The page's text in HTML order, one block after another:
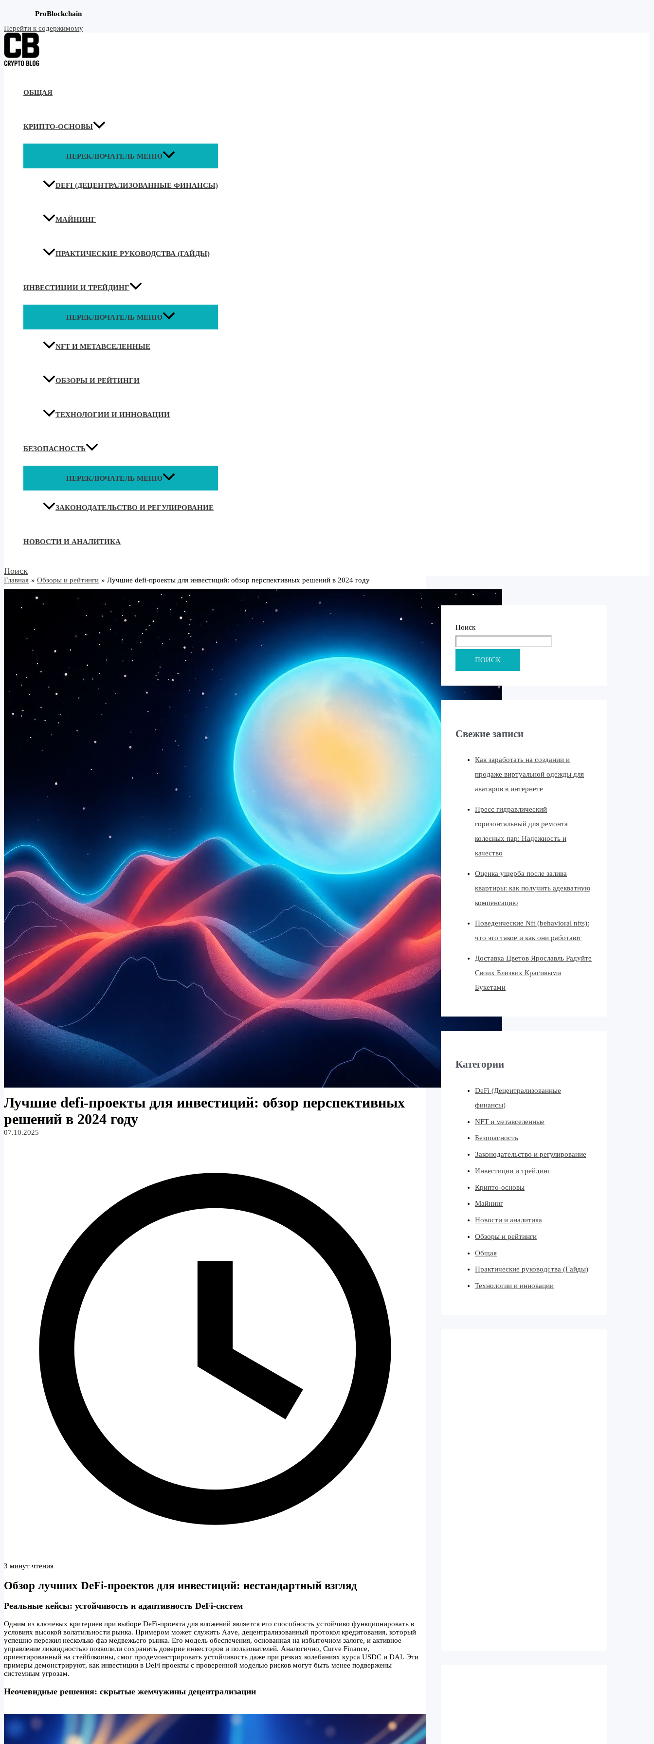
ProBlockchain
Перейти к содержимому
ОБЩАЯ
КРИПТО-ОСНОВЫ
ПЕРЕКЛЮЧАТЕЛЬ МЕНЮ
DEFI (ДЕЦЕНТРАЛИЗОВАННЫЕ ФИНАНСЫ)
МАЙНИНГ
ПРАКТИЧЕСКИЕ РУКОВОДСТВА (ГАЙДЫ)
ИНВЕСТИЦИИ И ТРЕЙДИНГ
ПЕРЕКЛЮЧАТЕЛЬ МЕНЮ
NFT И МЕТАВСЕЛЕННЫЕ
ОБЗОРЫ И РЕЙТИНГИ
ТЕХНОЛОГИИ И ИННОВАЦИИ
БЕЗОПАСНОСТЬ
ПЕРЕКЛЮЧАТЕЛЬ МЕНЮ
ЗАКОНОДАТЕЛЬСТВО И РЕГУЛИРОВАНИЕ
НОВОСТИ И АНАЛИТИКА
Поиск
Главная Обзоры и рейтинги Лучшие defi-проекты для инвестиций: обзор перспективных решений в 2024 году
Лучшие defi-проекты для инвестиций: обзор перспективных
решений в 2024 году
07.10.2025
3 минут чтения
Обзор лучших DeFi-проектов для инвестиций: нестандартный взгляд
Реальные кейсы: устойчивость и адаптивность DeFi-систем
Одним из ключевых критериев при выборе DeFi-проекта для вложений является его способность устойчиво функционировать в
условиях высокой волатильности рынка. Примером может служить Aave, децентрализованный протокол кредитования, который
успешно пережил несколько фаз медвежьего рынка. Его модель обеспечения, основанная на избыточном залоге, и активное
управление ликвидностью позволили сохранить доверие инвесторов и пользователей. Аналогично, Curve Finance,
ориентированный на стейблкоины, смог продемонстрировать устойчивость даже при резких колебаниях курса USDC и DAI. Эти
примеры демонстрируют, как инвестиции в DeFi проекты с проверенной моделью рисков могут быть менее подвержены
системным угрозам.
Неочевидные решения: скрытые жемчужины децентрализации
Поиск
ПОИСК
Свежие записи
Как заработать на создании и
продаже виртуальной одежды для
аватаров в интернете
Пресс гидравлический
горизонтальный для ремонта
колесных пар: Надежность и
качество
Оценка ущерба после залива
квартиры: как получить адекватную
компенсацию
Поведенческие Nft (behavioral nfts):
что это такое и как они работают
Доставка Цветов Ярославль Радуйте
Своих Близких Красивыми
Букетами
Категории
DeFi (Децентрализованные
финансы)
NFT и метавселенные
Безопасность
Законодательство и регулирование
Инвестиции и трейдинг
Крипто-основы
Майнинг
Новости и аналитика
Обзоры и рейтинги
Общая
Практические руководства (Гайды)
Технологии и инновации